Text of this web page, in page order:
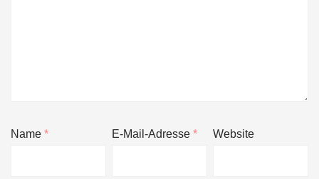
Name* E-Mail-Adresse* Website